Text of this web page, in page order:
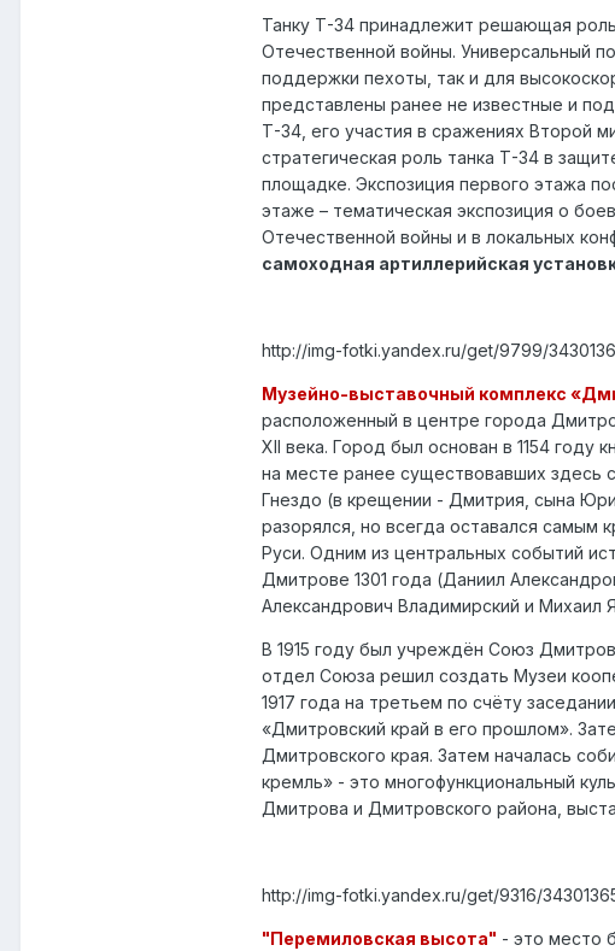
Танку Т-34 принадлежит решающая
Отечественной войны. Универсальный
поддержки пехоты, так и для
представлены ранее не известные и
Т-34, его участия в сражениях Второй
стратегическая роль танка Т-34 в
площадке. Экспозиция первого этажа
этаже – тематическая экспозиция о
Отечественной войны и в локальных
самоходная артиллерийская
http://img-fotki.yandex.ru/get/9799/
Музейно-выставочный комплекс
расположенный в центре города
XII века. Город был основан в 1154
на месте ранее существовавших здесь
Гнездо (в крещении - Дмитрия, сына
разорялся, но всегда оставался самым
Руси. Одним из центральных событий
Дмитрове 1301 года (Даниил
Александрович Владимирский и Михаил
В 1915 году был учреждён Союз
отдел Союза решил создать Музеи
1917 года на третьем по счёту
«Дмитровский край в его прошлом».
Дмитровского края. Затем началась
кремль» - это многофункциональный
Дмитрова и Дмитровского района,
http://img-fotki.yandex.ru/get/9316/
"Перемиловская высота" - это место